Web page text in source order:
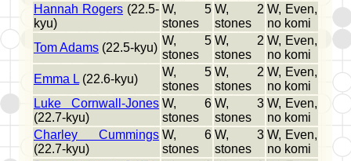
Hannah Rogers (22.5-
kyu)
W, 5
stones
W, 2
stones
W, Even,
no komi
Tom Adams (22.5-kyu)
W, 5
stones
W, 2
stones
W, Even,
no komi
Emma L(22.6-kyu)
W, 5
stones
W, 2
stones
W, Even,
no komi
Luke Cornwall-Jones
(22.7-kyu)
W, 6
stones
W, 3
stones
W, Even,
no komi
Charley Cummings
(22.7-kyu)
W, 6
stones
W, 3
stones
W, Even,
no komi